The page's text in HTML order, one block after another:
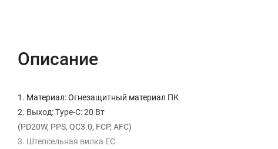
Описание
1. Материал: Огнезащитный материал ПК
2. Выход: Type-C: 20 Вт
(PD20W, PPS, QC3.0, FCP, AFC)
3. Штепсельная вилка ЕС